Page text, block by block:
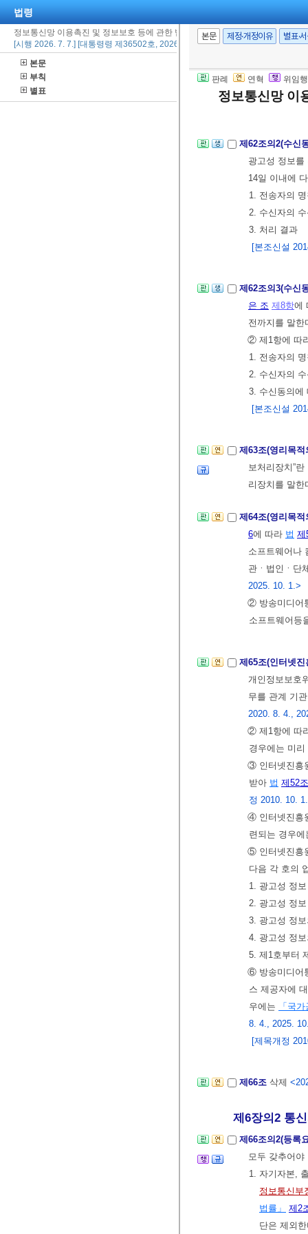
법령
정보통신망 이용촉진 및 정보보호 등에 관한 법률 시행령
[시행 2026. 7. 7.] [대통령령 제36502호, 2026. 7. 7., 일부개정]
본문
부칙
별표
본문 제정·개정이유 별표·
판례 연혁 위임
정보통신망 이
를 이용하여
철회용 무료전
제62조의2(수신
광고성 정보
14일 이내에
1. 전송자의
2. 수신자의
3. 처리 결과
[본조신설
제62조의3(수신
은 조 제8항에
전까지를 말
② 제1항에 따
1. 전송자의
2. 수신자의
3. 수신동의에
[본조신설
제63조(영리목
보처리장치”
리장치를 말
제64조(영리목
6에 따라 법 제
소프트웨어나
관ㆍ법인ㆍ단
2025. 10. 1.>
② 방송미디어
소프트웨어등
제65조(인터넷
개인정보보호
무를 관계 기
2020. 8. 4.,
② 제1항에 따
경우에는 미
③ 인터넷진흥
받아 법 제52조
정 2010. 10.
④ 인터넷진흥
련되는 경우
⑤ 인터넷진흥
다음 각 호의
1. 광고성 정
2. 광고성 정
3. 광고성 정
4. 광고성 정
5. 제1호부터
⑥ 방송미디어
스 제공자에
우에는
「국
8. 4., 2025.
[제목개정
제66조 삭제
제6장의2 통신
제66조의2(등록
모두 갖추어
1. 자기자본,
정보통신부
법률」
제2
단은 제외